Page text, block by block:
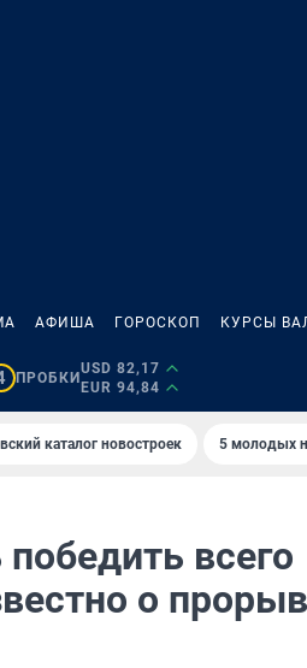
АФИША ГОРОСКОП КУРСЫ
ПРОБКИ
USD 82,17
EUR 94,84
каталог новостроек 5 молодых
всего
о